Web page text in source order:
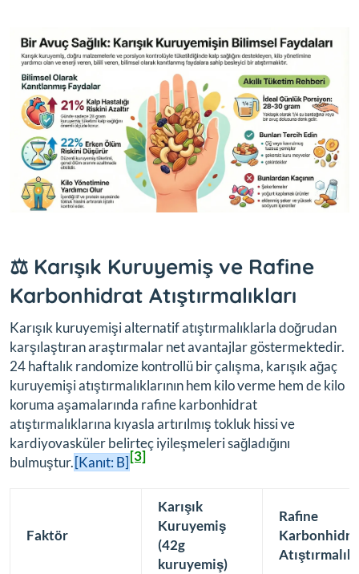
⚖️ Karışık Kuruyemiş ve Rafine
Karbonhidrat Atıştırmalıkları
Karışık kuruyemişi alternatif atıştırmalıklarla doğrudan
karşılaştıran araştırmalar net avantajlar göstermektedir.
24 haftalık randomize kontrollü bir çalışma, karışık ağaç
kuruyemişi atıştırmalıklarının hem kilo verme hem de kilo
koruma aşamalarında rafine karbonhidrat
atıştırmalıklarına kıyasla artırılmış tokluk hissi ve
kardiyovasküler belirteç iyileşmeleri sağladığını
bulmuştur.[Kanıt: B][3]
Faktör
Karışık
Kuruyemiş
(42g
kuruyemiş)
Rafine